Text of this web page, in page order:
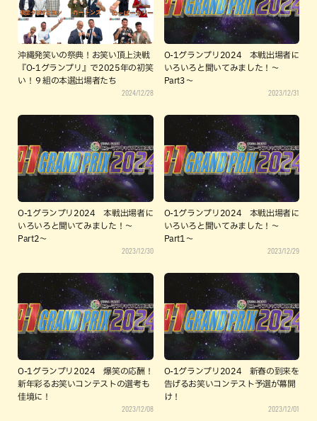
沖縄発笑いの祭典！お笑い頂上決戦
『O-1グランプリ』で2025年の初笑
い！９組の本選出場者たち
2024/12/28
O-1グランプリ2024 本戦出場者に
いろいろと聞いてみました！～
Part3～
2023/12/31
O-1グランプリ2024 本戦出場者に
いろいろと聞いてみました！～
Part2～
2023/12/30
O-1グランプリ2024 本戦出場者に
いろいろと聞いてみました！～
Part1～
2023/12/29
O-1グランプリ2024 爆笑の応酬！
新年彩るお笑いコンテストの選考も
佳境に！
2023/12/08
O-1グランプリ2024 新春の到来を
告げるお笑いコンテスト予選が幕開
け！
2023/12/01